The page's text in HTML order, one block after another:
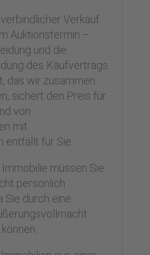
Verkauf.
Auktionstermin –
und die
des Kaufvertrags.
das wir zusammen
sichert den Preis für
von
mit
entfällt für Sie.
müssen Sie
persönlich
Sie durch eine